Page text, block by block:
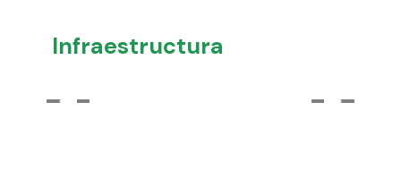
Infraestructura